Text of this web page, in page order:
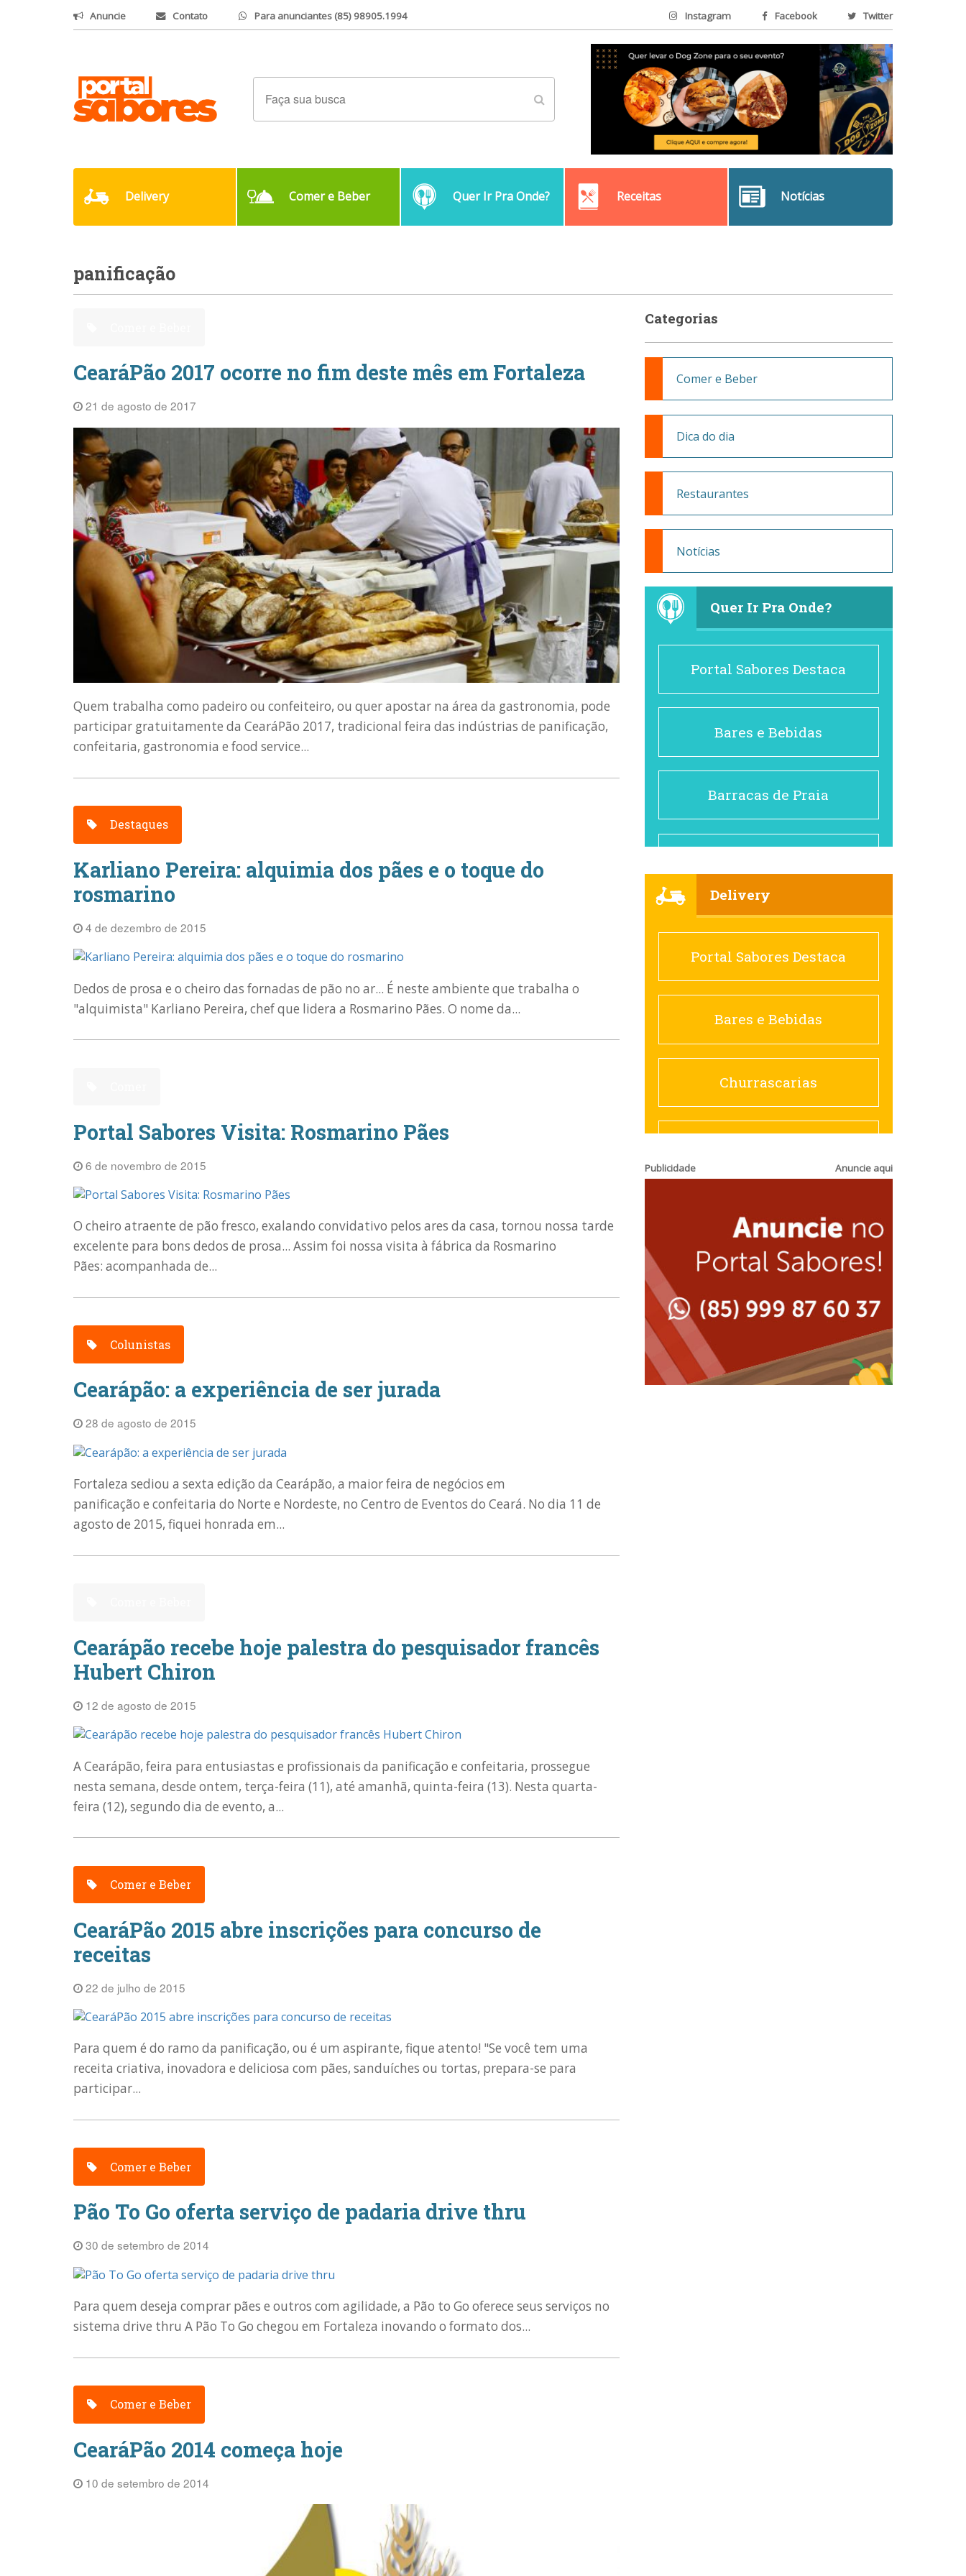
Anuncie Contato Para anunciantes (85) 98905.1994 Instagram Facebook Twitter
Delivery Comer e Beber Quer Ir Pra Onde? Receitas Notícias
panificação
CearáPão 2017 ocorre no fim deste mês em Fortaleza
21 de agosto de 2017
Quem trabalha como padeiro ou confeiteiro, ou quer apostar na área da gastronomia, pode
participar gratuitamente da CearáPão 2017, tradicional feira das indústrias de panificação,
confeitaria, gastronomia e food service...
Destaques
Karliano Pereira: alquimia dos pães e o toque do
rosmarino
4 de dezembro de 2015
Dedos de prosa e o cheiro das fornadas de pão no ar... É neste ambiente que trabalha o
"alquimista" Karliano Pereira, chef que lidera a Rosmarino Pães. O nome da...
Portal Sabores Visita: Rosmarino Pães
6 de novembro de 2015
O cheiro atraente de pão fresco, exalando convidativo pelos ares da casa, tornou nossa tarde
excelente para bons dedos de prosa... Assim foi nossa visita à fábrica da Rosmarino
Pães: acompanhada de...
Colunistas
Cearápão: a experiência de ser jurada
28 de agosto de 2015
Fortaleza sediou a sexta edição da Cearápão, a maior feira de negócios em
panificação e confeitaria do Norte e Nordeste, no Centro de Eventos do Ceará. No dia 11 de
agosto de 2015, fiquei honrada em...
Cearápão recebe hoje palestra do pesquisador francês
Hubert Chiron
12 de agosto de 2015
A Cearápão, feira para entusiastas e profissionais da panificação e confeitaria, prossegue
nesta semana, desde ontem, terça-feira (11), até amanhã, quinta-feira (13). Nesta quarta-
feira (12), segundo dia de evento, a...
Comer e Beber
CearáPão 2015 abre inscrições para concurso de
receitas
22 de julho de 2015
Para quem é do ramo da panificação, ou é um aspirante, fique atento! "Se você tem uma
receita criativa, inovadora e deliciosa com pães, sanduíches ou tortas, prepara-se para
participar...
Comer e Beber
Pão To Go oferta serviço de padaria drive thru
30 de setembro de 2014
Para quem deseja comprar pães e outros com agilidade, a Pão to Go oferece seus serviços no
sistema drive thru A Pão To Go chegou em Fortaleza inovando o formato dos...
Comer e Beber
CearáPão 2014 começa hoje
10 de setembro de 2014
Categorias
Comer e Beber
Dica do dia
Restaurantes
Notícias
Quer Ir Pra Onde?
Portal Sabores Destaca
Bares e Bebidas
Barracas de Praia
Cafés
Churrascarias
Comida saudável
Contemporânea
Espanhola
Francesa
Hamburguerias e
Sanduicherias
Delivery
Portal Sabores Destaca
Bares e Bebidas
Churrascarias
Sanduicherias
Lanchonetes
Publicidade Anuncie aqui